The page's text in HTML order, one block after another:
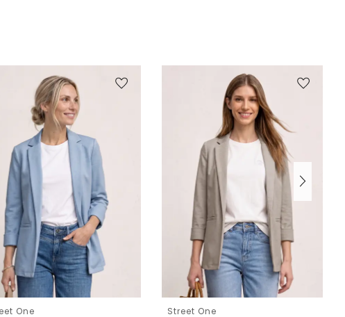
One Street One